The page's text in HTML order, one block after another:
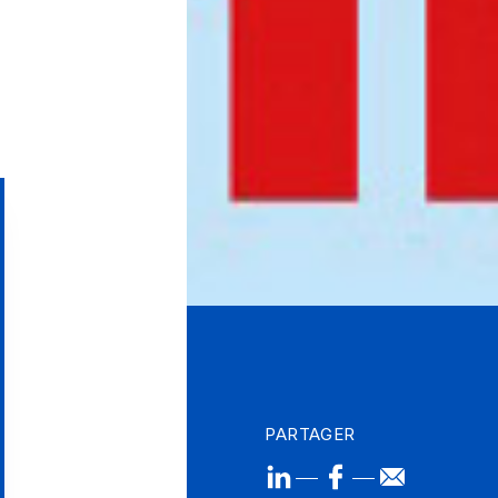
PARTAGER